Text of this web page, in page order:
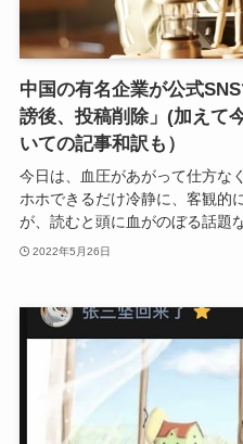
中国の有名企業が公式
謗後、投稿削除」(加えて
いての記事和訳も）
今日は、血圧があがって仕方な
ホホできるだけ冷静に、客観的
が、読むと頭に血がのぼる話題
2022年5月26日